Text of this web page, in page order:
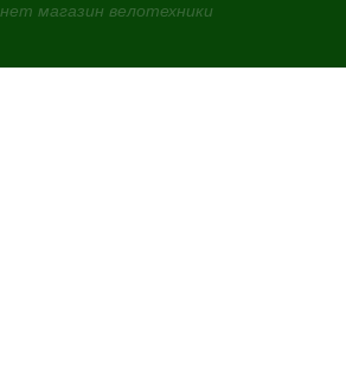
магазин велотехники